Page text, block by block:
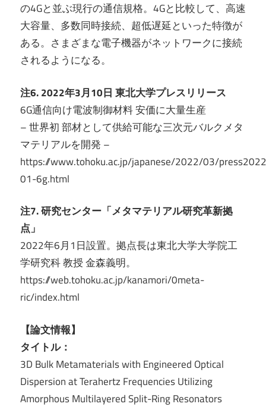
の4Gと並ぶ現行の通信規格。4Gと比較して、高速
大容量、多数同時接続、超低遅延といった特徴が
ある。さまざまな電子機器がネットワークに接続
されるようになる。
注6. 2022年3月10日 東北大学プレスリリース
6G通信向け電波制御材料 安価に大量生産
– 世界初 部材として供給可能な三次元バルクメタ
マテリアルを開発 –
https://www.tohoku.ac.jp/japanese/2022/03/
01-6g.html
注7. 研究センター「メタマテリアル研究革新拠
点」
2022年6月1日設置。拠点長は東北大学大学院工
学研究科 教授 金森義明。
https://web.tohoku.ac.jp/kanamori/0meta-
ric/index.html
【論文情報】
タイトル：
3D Bulk Metamaterials with Engineered Optical
Dispersion at Terahertz Frequencies Utilizing
Amorphous Multilayered Split-Ring Resonators